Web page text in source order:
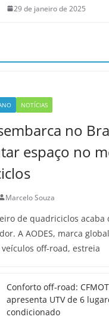
29 de janeiro de 2025
NOTÍCIAS
no
espaço no
Marcelo Souza
de quadriciclos acaba
A AODES, marca global
off-road, estreia
Conforto off-road:
apresenta UTV de 6
condicionado